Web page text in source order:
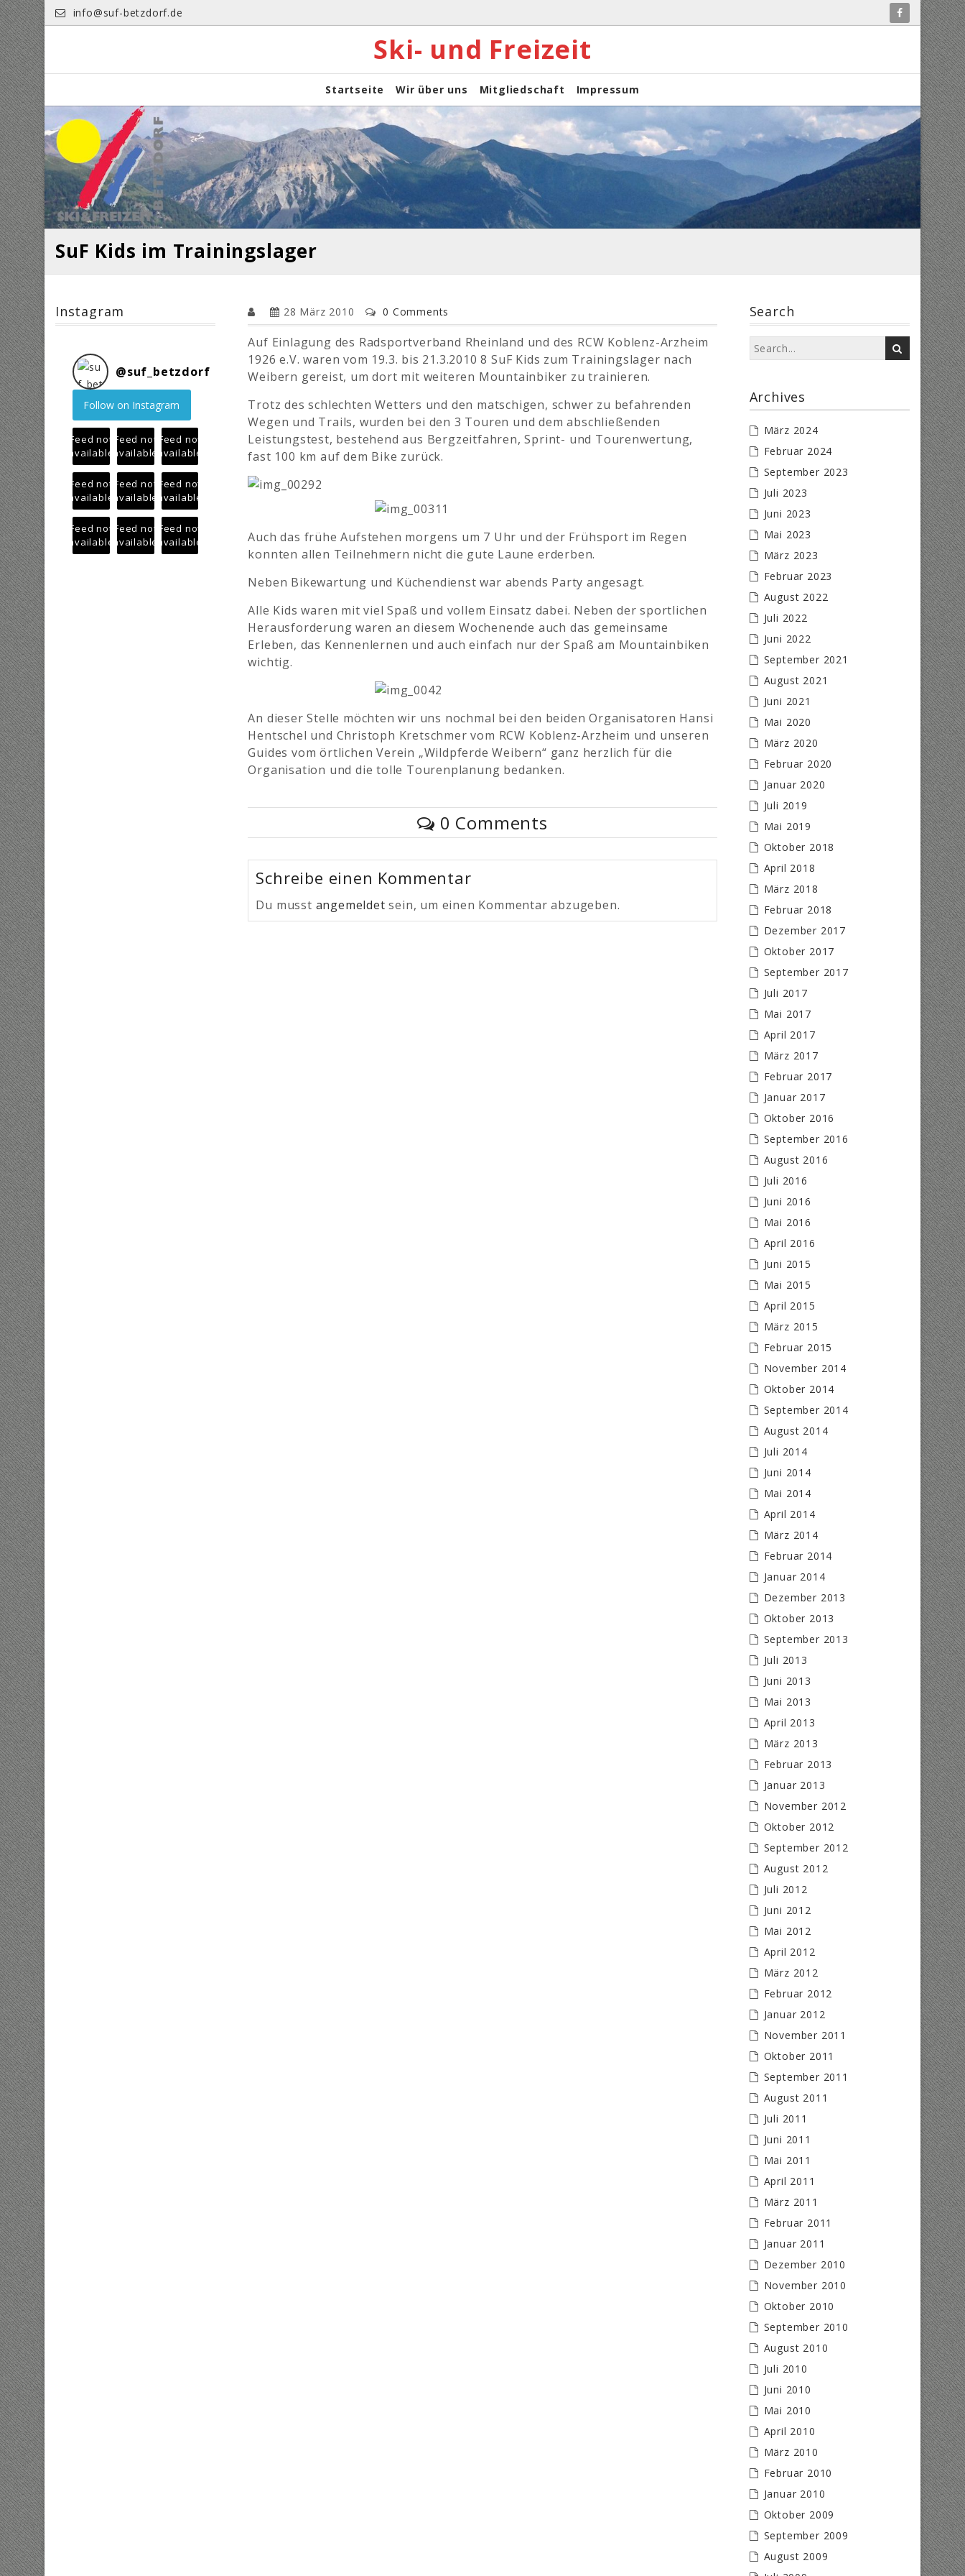
Skip
to
content
info@suf-betzdorf.de
Ski- und Freizeit
Startseite Wir über uns Mitgliedschaft Impressum
SuF Kids im Trainingslager
28 März 2010 0 Comments
Auf Einlagung des Radsportverband Rheinland und des RCW Koblenz-Arzheim
1926 e.V. waren vom 19.3. bis 21.3.2010 8 SuF Kids zum Trainingslager nach
Weibern gereist, um dort mit weiteren Mountainbiker zu trainieren.
Trotz des schlechten Wetters und den matschigen, schwer zu befahrenden
Wegen und Trails, wurden bei den 3 Touren und dem abschließenden
Leistungstest, bestehend aus Bergzeitfahren, Sprint- und Tourenwertung,
fast 100 km auf dem Bike zurück.
Auch das frühe Aufstehen morgens um 7 Uhr und der Frühsport im Regen
konnten allen Teilnehmern nicht die gute Laune erderben.
Neben Bikewartung und Küchendienst war abends Party angesagt.
Alle Kids waren mit viel Spaß und vollem Einsatz dabei. Neben der sportlichen
Herausforderung waren an diesem Wochenende auch das gemeinsame
Erleben, das Kennenlernen und auch einfach nur der Spaß am Mountainbiken
wichtig.
An dieser Stelle möchten wir uns nochmal bei den beiden Organisatoren Hansi
Hentschel und Christoph Kretschmer vom RCW Koblenz-Arzheim und unseren
Guides vom örtlichen Verein „Wildpferde Weibern“ ganz herzlich für die
Organisation und die tolle Tourenplanung bedanken.
0 Comments
Schreibe einen Kommentar
Du musst angemeldet sein, um einen Kommentar abzugeben.
Instagram
@suf_betzdorf
Follow on Instagram
Feed not
available
Feed not
available
Feed not
available
Feed not
available
Feed not
available
Feed not
available
Feed not
available
Feed not
available
Feed not
available
Search
Archives
März 2024
Februar 2024
September 2023
Juli 2023
Juni 2023
Mai 2023
März 2023
Februar 2023
August 2022
Juli 2022
Juni 2022
September 2021
August 2021
Juni 2021
Mai 2020
März 2020
Februar 2020
Januar 2020
Juli 2019
Mai 2019
Oktober 2018
April 2018
März 2018
Februar 2018
Dezember 2017
Oktober 2017
September 2017
Juli 2017
Mai 2017
April 2017
März 2017
Februar 2017
Januar 2017
Oktober 2016
September 2016
August 2016
Juli 2016
Juni 2016
Mai 2016
April 2016
Juni 2015
Mai 2015
April 2015
März 2015
Februar 2015
November 2014
Oktober 2014
September 2014
August 2014
Juli 2014
Juni 2014
Mai 2014
April 2014
März 2014
Februar 2014
Januar 2014
Dezember 2013
Oktober 2013
September 2013
Juli 2013
Juni 2013
Mai 2013
April 2013
März 2013
Februar 2013
Januar 2013
November 2012
Oktober 2012
September 2012
August 2012
Juli 2012
Juni 2012
Mai 2012
April 2012
März 2012
Februar 2012
Januar 2012
November 2011
Oktober 2011
September 2011
August 2011
Juli 2011
Juni 2011
Mai 2011
April 2011
März 2011
Februar 2011
Januar 2011
Dezember 2010
November 2010
Oktober 2010
September 2010
August 2010
Juli 2010
Juni 2010
Mai 2010
April 2010
März 2010
Februar 2010
Januar 2010
Oktober 2009
September 2009
August 2009